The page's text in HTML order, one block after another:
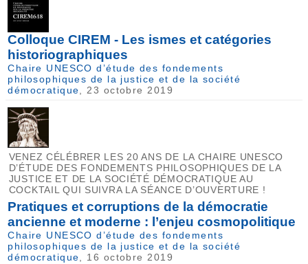
Colloque CIREM - Les ismes et catégories
historiographiques
Chaire UNESCO d’étude des fondements
philosophiques de la justice et de la société
démocratique , 23 octobre 2019
VENEZ CÉLÉBRER LES 20 ANS DE LA CHAIRE UNESCO
D’ÉTUDE DES FONDEMENTS PHILOSOPHIQUES DE LA
JUSTICE ET DE LA SOCIÉTÉ DÉMOCRATIQUE AU
COCKTAIL QUI SUIVRA LA SÉANCE D’OUVERTURE !
Pratiques et corruptions de la démocratie
ancienne et moderne : l’enjeu cosmopolitique
Chaire UNESCO d’étude des fondements
philosophiques de la justice et de la société
démocratique, 16 octobre 2019